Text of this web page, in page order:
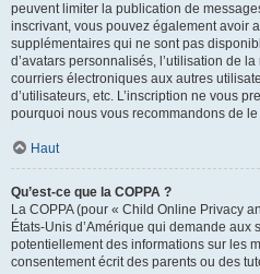
peuvent limiter la publication de
inscrivant, vous pouvez également avoir
supplémentaires qui ne sont pas
d’avatars personnalisés, l’utilisation de
courriers électroniques aux autres
d’utilisateurs, etc. L’inscription ne vous
pourquoi nous vous recommandons de le
Haut
Qu’est-ce que la COPPA ?
La COPPA (pour « Child Online Privacy
États-Unis d’Amérique qui demande aux
potentiellement des informations sur les
consentement écrit des parents ou des